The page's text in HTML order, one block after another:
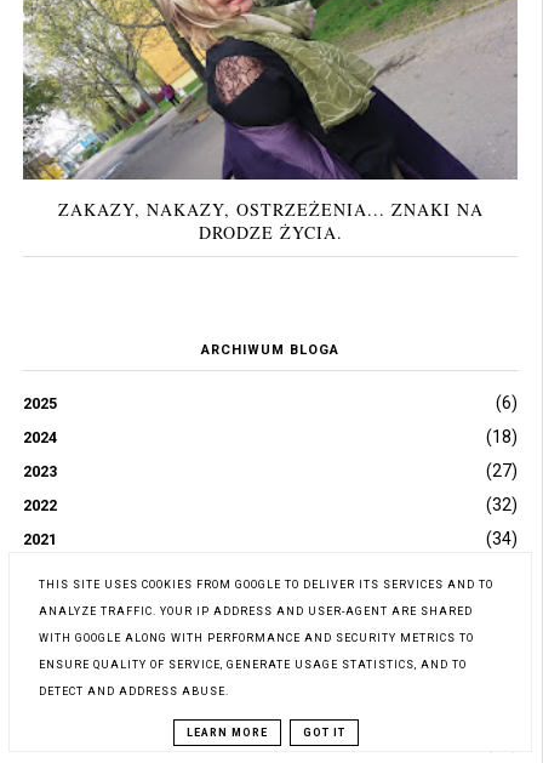
ZAKAZY, NAKAZY, OSTRZEŻENIA... ZNAKI NA
DRODZE ŻYCIA.
ARCHIWUM BLOGA
2025 (6)
2024 (18)
2023 (27)
2022 (32)
2021 (34)
2019
2018
THIS SITE USES COOKIES FROM GOOGLE TO DELIVER ITS SERVICES AND TO
ANALYZE TRAFFIC. YOUR IP ADDRESS AND USER-AGENT ARE SHARED
WITH GOOGLE ALONG WITH PERFORMANCE AND SECURITY METRICS TO
ENSURE QUALITY OF SERVICE, GENERATE USAGE STATISTICS, AND TO
DETECT AND ADDRESS ABUSE.
LEARN MORE GOT IT